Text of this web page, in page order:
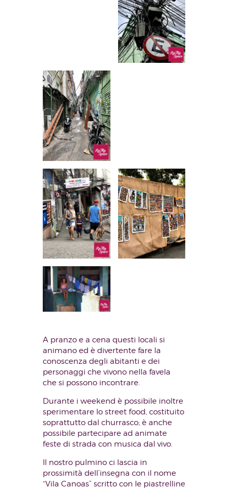
A pranzo e a cena questi locali si
animano ed è divertente fare la
conoscenza degli abitanti e dei
personaggi che vivono nella favela
che si possono incontrare.
Durante i weekend è possibile inoltre
sperimentare lo street food, costituito
soprattutto dal churrasco; è anche
possibile partecipare ad animate
feste di strada con musica dal vivo.
Il nostro pulmino ci lascia in
prossimità dell’insegna con il nome
“Vila Canoas” scritto con le piastrelline